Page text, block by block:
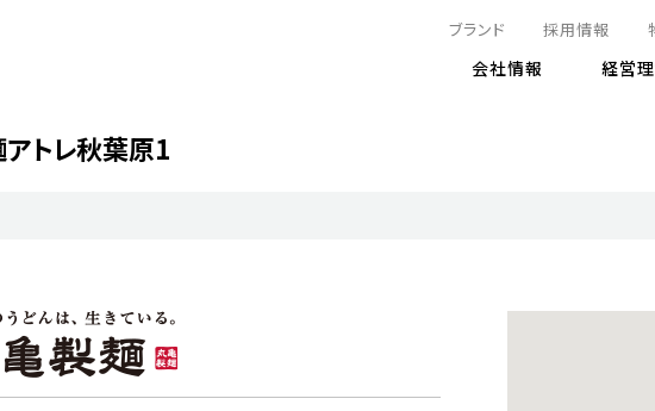
PRニュース
中長期経営計画
粟田社長が語るトリドールDX
DXビジョン2028
ライブラリ
ステークホルダーとの
コミュニケーション
エネルギー使用量の削減
人と社会とともに
ブランド 採用情報
会社情報 経営
トレ秋葉原1